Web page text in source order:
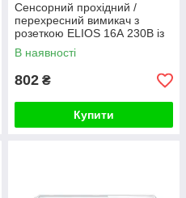
Сенсорний прохідний /
перехресний вимикач з
розеткою ELIOS 16А 230В із
заземленням, шторки, білий,
скло
В наявності
802 ₴
Купити